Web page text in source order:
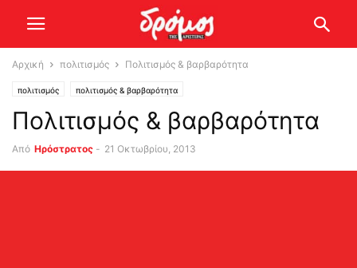
Αρχική πολιτισμός Πολιτισμός & βαρβαρότητα
πολιτισμός πολιτισμός & βαρβαρότητα
Πολιτισμός & βαρβαρότητα
Από Ηρόστρατος - 21 Οκτωβρίου, 2013